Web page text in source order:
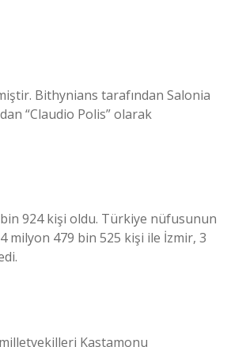
Bithynians tarafından Salonia
“Claudio Polis” olarak
924 kişi oldu. Türkiye nüfusunun
milyon 479 bin 525 kişi ile İzmir, 3
Kastamonu